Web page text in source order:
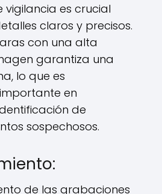
es crucial
claros y precisos.
con una alta
garantiza una
lo que es
en
de
sospechosos.
de las grabaciones